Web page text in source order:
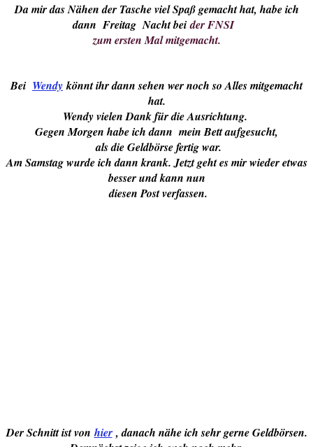
Da mir das Nähen der Tasche viel Spaß gemacht hat, habe ich
dann Freitag Nacht beider FNSI
zum ersten Mal mitgemacht.
Bei Wendykönnt ihr dann sehen wer noch so Alles mitgemacht
hat.
Wendy vielen Dank für die Ausrichtung.
Gegen Morgen habe ich dann mein Bett aufgesucht,
als die Geldbörse fertig war.
Am Samstag wurde ich dann krank. Jetzt geht es mir wieder etwas
besser und kann nun
diesen Post verfassen.
Der Schnitt ist von hier, danach nähe ich sehr gerne Geldbörsen.